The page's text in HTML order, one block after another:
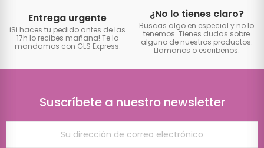
Entrega urgente
iSi haces tu pedido antes de las
17h lo recibes mañana! Te lo
mandamos con GLS Express.
¿No lo tienes claro?
Buscas algo en especial y no lo
tenemos. Tienes dudas sobre
alguno de nuestros productos.
Llamanos o escribenos.
Suscríbete a nuestro newsletter